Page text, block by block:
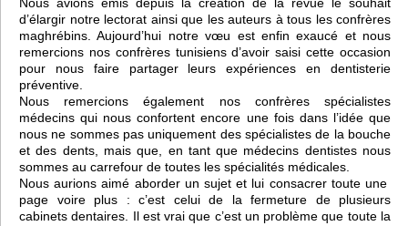
d’élargir notre lectorat ainsi que les auteurs à tous les confrères
maghrébins. Aujourd’hui notre vœu est enfin exaucé et nous
remercions nos confrères tunisiens d’avoir saisi cette occasion
pour nous faire partager leurs expériences en dentisterie
préventive.
Nous remercions également nos confrères spécialistes
médecins qui nous confortent encore une fois dans l’idée que
nous ne sommes pas uniquement des spécialistes de la bouche
et des dents, mais que, en tant que médecins dentistes nous
sommes au carrefour de toutes les spécialités médicales.
Nous aurions aimé aborder un sujet et lui consacrer toute une
page voire plus : c’est celui de la fermeture de plusieurs
cabinets dentaires. Il est vrai que c’est un problème que toute la